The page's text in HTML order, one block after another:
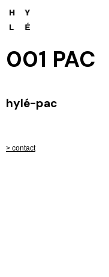
001 PAC
hylé-pac
> contact